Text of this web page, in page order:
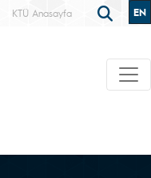
KTÜ Anasayfa EN